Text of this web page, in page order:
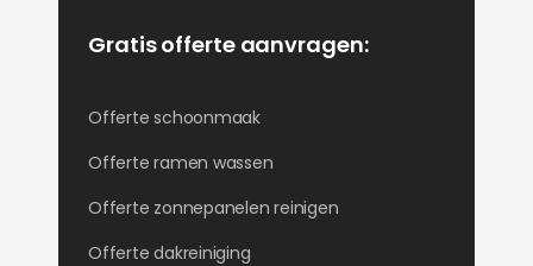
Gratis offerte aanvragen:
Offerte schoonmaak
Offerte ramen wassen
Offerte zonnepanelen reinigen
Offerte dakreiniging